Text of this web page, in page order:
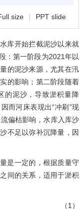
size | PPT slide
库开始拦截泥沙以来就
：第一阶段为2021年以
的泥沙来源，尤其在汛
的影响；第二阶段随着
的泥沙，导致淤积量降
而河床表现出“冲刷”现
偏枯影响，水库入库沙
不足以弥补沉降量，因
是一定的，根据质量守
间的关系，适用于淤积
（1）